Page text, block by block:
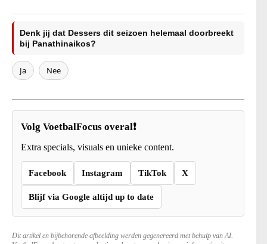
Denk jij dat Dessers dit seizoen helemaal doorbreekt
bij Panathinaikos?
Ja Nee
Volg VoetbalFocus overal❗
Extra specials, visuals en unieke content.
Facebook Instagram TikTok X
Blijf via Google altijd up to date
Dit artikel en bijbehorende afbeelding werden gegenereerd met behulp van AI.